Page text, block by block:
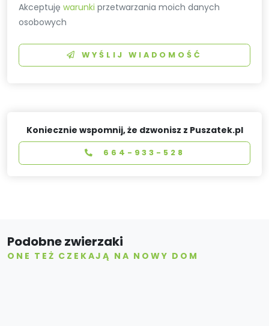
Akceptujęwarunki przetwarzania moich danych
osobowych
WYŚLIJ WIADOMOŚĆ
Koniecznie wspomnij, że dzwonisz z Puszatek.pl
664-933-528
Podobne zwierzaki
ONE TEŻ CZEKAJĄ NA NOWY DOM